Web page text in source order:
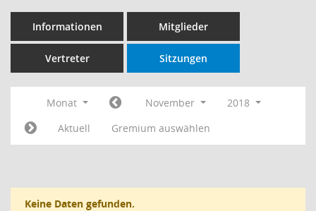
Informationen Mitglieder
Vertreter Sitzungen
Monat November
2018
Aktuell
Gremium auswählen
Keine Daten gefunden.